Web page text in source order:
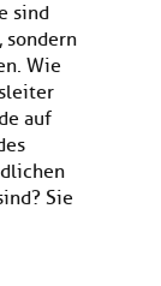
sind
sondern
Wie
auf
Sie